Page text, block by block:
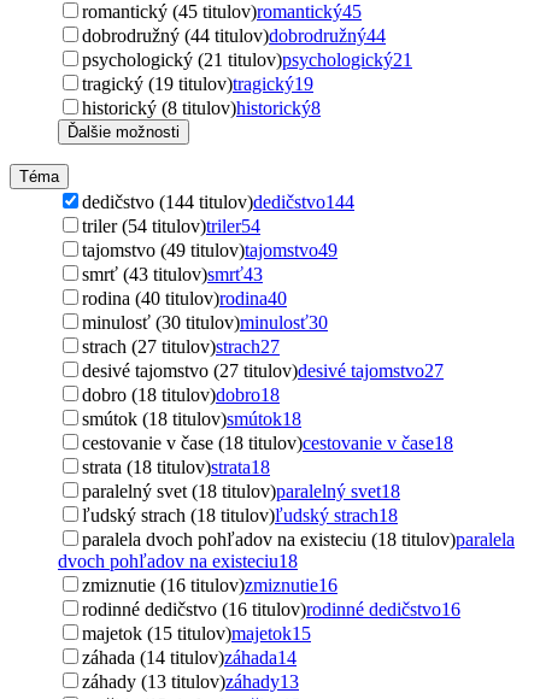
romantický (45 titulov)romantický45
dobrodružný (44 titulov)dobrodružný44
psychologický (21 titulov)psychologický21
tragický (19 titulov)tragický19
historický (8 titulov)historický8
Ďalšie možnosti
Téma
dedičstvo (144 titulov)dedičstvo144
triler (54 titulov)triler54
tajomstvo (49 titulov)tajomstvo49
smrť (43 titulov)smrť43
rodina (40 titulov)rodina40
minulosť (30 titulov)minulosť30
strach (27 titulov)strach27
desivé tajomstvo (27 titulov)desivé tajomstvo27
dobro (18 titulov)dobro18
smútok (18 titulov)smútok18
cestovanie v čase (18 titulov)cestovanie v čase18
strata (18 titulov)strata18
paralelný svet (18 titulov)paralelný svet18
ľudský strach (18 titulov)ľudský strach18
paralela dvoch pohľadov na existeciu (18 titulov)paralela
dvoch pohľadov na existeciu18
zmiznutie (16 titulov)zmiznutie16
rodinné dedičstvo (16 titulov)rodinné dedičstvo16
majetok (15 titulov)majetok15
záhada (14 titulov)záhada14
záhady (13 titulov)záhady13